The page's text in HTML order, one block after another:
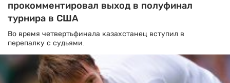
прокомментировал выход в полуфинал
турнира в США
Во время четвертьфинала казахстанец вступил в
перепалку с судьями.